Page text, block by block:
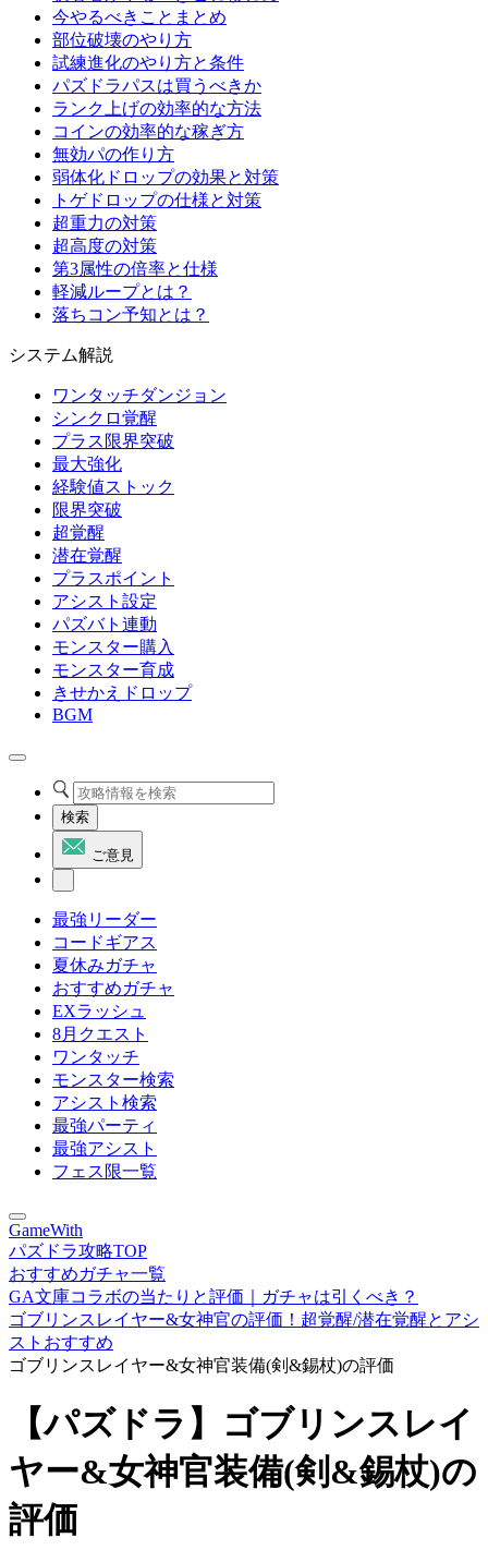
今やるべきことまとめ
部位破壊のやり方
試練進化のやり方と条件
パズドラパスは買うべきか
ランク上げの効率的な方法
コインの効率的な稼ぎ方
無効パの作り方
弱体化ドロップの効果と対策
トゲドロップの仕様と対策
超重力の対策
超高度の対策
第3属性の倍率と仕様
軽減ループとは？
落ちコン予知とは？
システム解説
ワンタッチダンジョン
シンクロ覚醒
プラス限界突破
最大強化
経験値ストック
限界突破
超覚醒
潜在覚醒
プラスポイント
アシスト設定
パズバト連動
モンスター購入
モンスター育成
きせかえドロップ
BGM
検索
ご意見
最強リーダー
コードギアス
夏休みガチャ
おすすめガチャ
EXラッシュ
8月クエスト
ワンタッチ
モンスター検索
アシスト検索
最強パーティ
最強アシスト
フェス限一覧
GameWith
パズドラ攻略TOP
おすすめガチャ一覧
GA文庫コラボの当たりと評価｜ガチャは引くべき？
ゴブリンスレイヤー&女神官の評価！超覚醒/潜在覚醒とアシ
ストおすすめ
ゴブリンスレイヤー&女神官装備(剣&錫杖)の評価
【パズドラ】ゴブリンスレイ
ヤー&女神官装備(剣&錫杖)の
評価